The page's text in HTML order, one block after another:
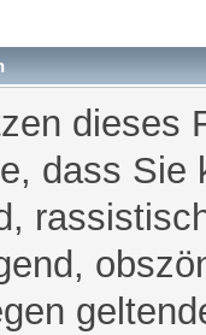
dieses
dass Sie